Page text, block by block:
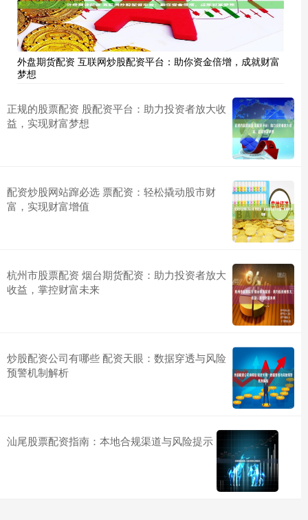
外盘期货配资 互联网炒股配资平台：助你资金倍增，成就财富
梦想
正规的股票配资 股配资平台：助力投资者放大收
益，实现财富梦想
配资炒股网站蹿必选 票配资：轻松撬动股市财
富，实现财富增值
杭州市股票配资 烟台期货配资：助力投资者放大
收益，掌控财富未来
炒股配资公司有哪些 配资天眼：数据穿透与风险
预警机制解析
汕尾股票配资指南：本地合规渠道与风险提示